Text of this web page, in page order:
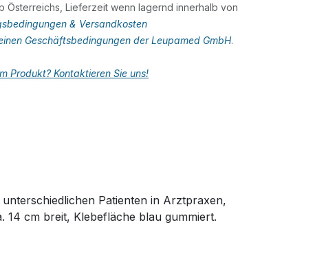
Österreichs, Lieferzeit wenn lagernd innerhalb von
& Versandkosten
Geschäftsbedingungen der Leupamed GmbH.
Produkt? Kontaktieren Sie uns!
Patienten in Arztpraxen,
14 cm breit, Klebefläche blau gummiert.